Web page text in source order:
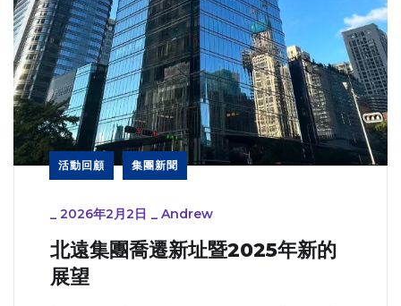
活動回顧 集團新聞
_ 2026年2月2日 _ Andrew
北遠集團喬遷新址暨2025年新的
展望